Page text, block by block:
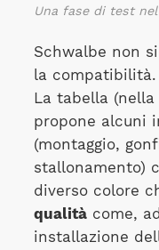
Una fase di test
Schwalbe non
la compatibilità.
La tabella
propone alcuni
(montaggio,
stallonamento)
diverso colore
qualitàcome,
installazione